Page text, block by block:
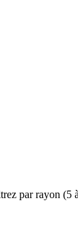
par rayon (5